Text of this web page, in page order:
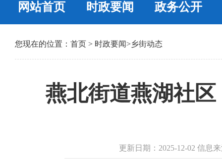
网站首页 时政要闻 政务公开
您现在的位置： 首页 > 时政要闻>乡街动态
燕北街道燕湖社
更新日期：2025-12-02 信息